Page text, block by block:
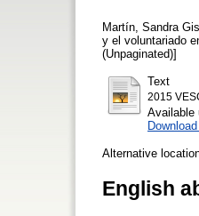
Martín, Sandra
y el voluntariado
(Unpaginated)]
Text
2015
Available
Alternative
English